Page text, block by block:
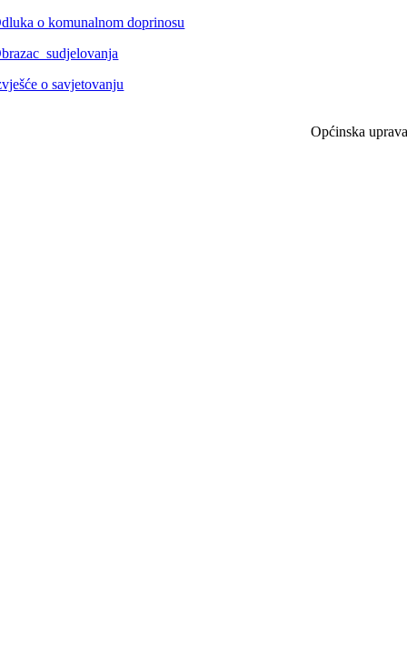
o komunalnom doprinosu
o savjetovanju
Općinska uprava